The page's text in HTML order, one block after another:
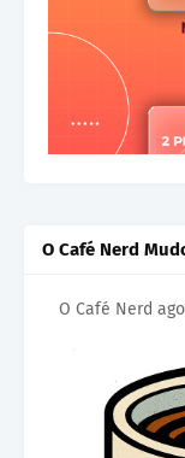
O Café Nerd
O Café Nerd